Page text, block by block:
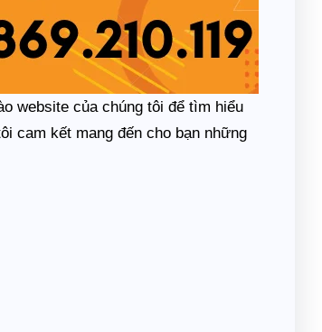
website của chúng tôi để tìm hiểu
cam kết mang đến cho bạn những